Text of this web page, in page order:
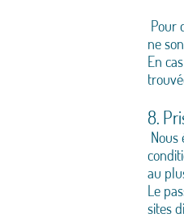
Pour
ne
En
8.
Nous
au
Le
sites